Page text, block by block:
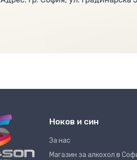
Ноков и син
За нас
Магазин за алкохол в